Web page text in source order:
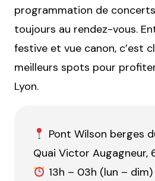
programmation de
toujours au rendez-vous.
festive et vue canon, c’est
meilleurs spots pour
Lyon.
Pont Wilson berges
Quai Victor Augagneur,
13h – 03h (lun – dim)